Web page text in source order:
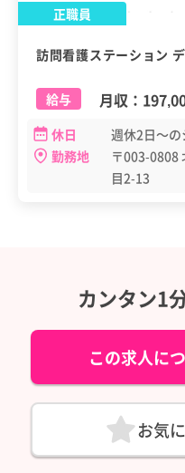
正職員
訪問看護ステーション
給与 月収：
休日
週休2日～の
勤務地
〒003-0808
目2-13
カンタン1
この求人に
お気